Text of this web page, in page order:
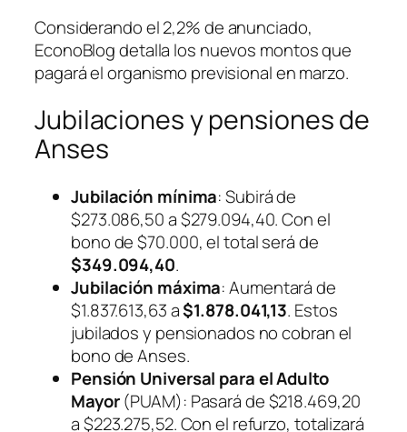
Considerando el 2,2% de anunciado,
EconoBlog detalla los nuevos montos que
pagará el organismo previsional en marzo.
Jubilaciones y pensiones de
Anses
Jubilación mínima: Subirá de
$273.086,50 a $279.094,40. Con el
bono de $70.000, el total será de
$349.094,40.
Jubilación máxima: Aumentará de
$1.837.613,63 a$1.878.041,13. Estos
jubilados y pensionados no cobran el
bono de Anses.
Pensión Universal para el Adulto
Mayor(PUAM): Pasará de $218.469,20
a $223.275,52. Con el refurzo, totalizará